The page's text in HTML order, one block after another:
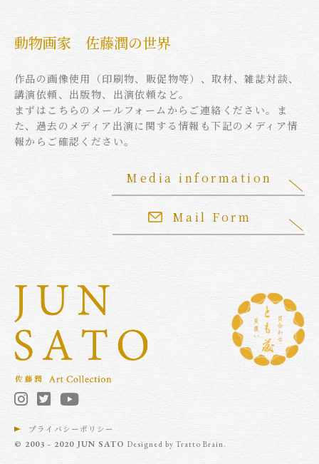
動物画家 佐藤潤の世界
作品の画像使用（印刷物、販促物等）、取材、雑誌対談、
講演依頼、出版物、出演依頼など。
まずはこちらのメールフォームからご連絡ください。ま
た、過去のメディア出演に関する情報も下記のメディア情
報からご確認ください。
Mail Form
Media information
© 2003 - 2020 JUN SATO Designed by Tratto Brain.
プライバシーポリシー